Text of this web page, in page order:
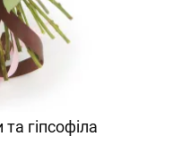
гіпсофіла